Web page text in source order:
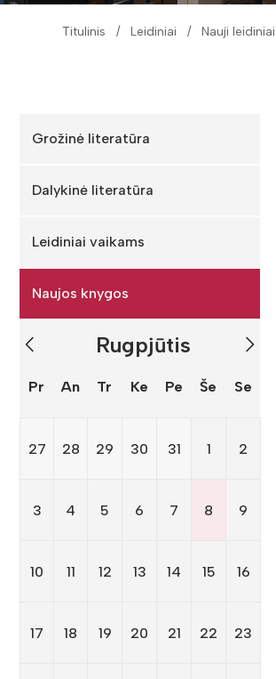
Titulinis Leidiniai Nauji leidiniai
Grožinė literatūra
Dalykinė literatūra
Leidiniai vaikams
Naujos knygos
Rugpjūtis
Pr An Tr Ke Pe Še Se
27 28 29 30 31 1 2
3 4 5 6 7 8 9
10 11 12 13 14 15 16
17 18 19 20 21 22 23